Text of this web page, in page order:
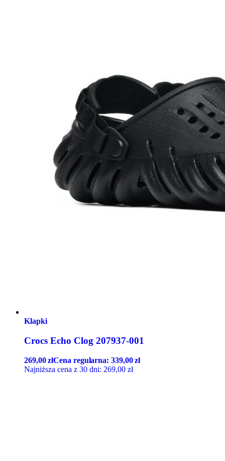
Klapki
Crocs Echo Clog 207937-001
269,00złCena regularna:339,00zł
Najniższa cena z 30 dni: 269,00 zł